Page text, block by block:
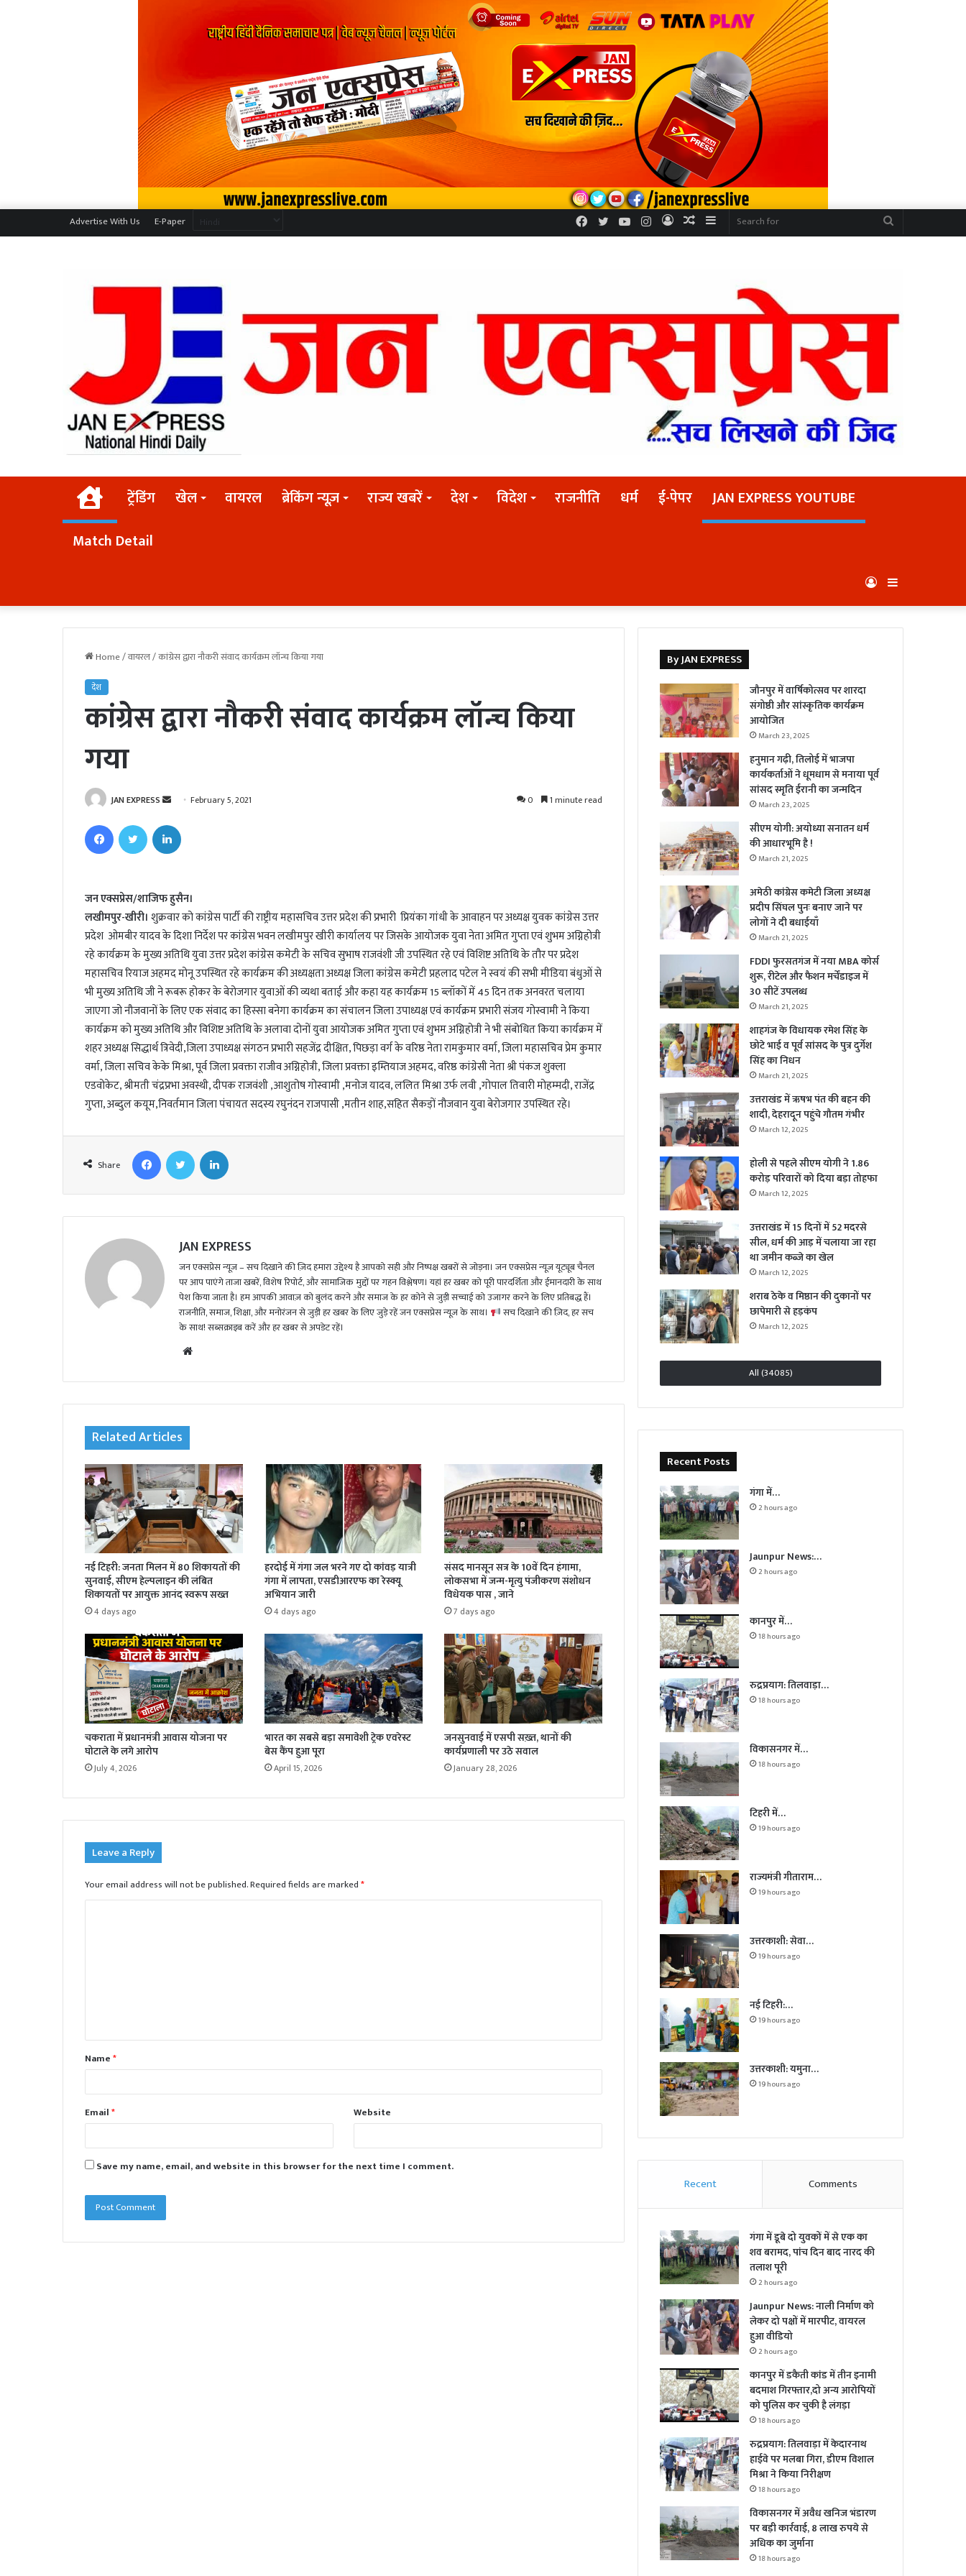
Advertise With Us E-Paper Sidebar
Random
Log
Instagram
YouTube
Twitter
Facebook
Homeट्रेंडिंग खेल वायरल ब्रेकिंग न्यूज़ राज्य खबरें देश विदेश राजनीति धर्म ई-पेपर
JAN EXPRESS YOUTUBE
Match Detail
Log
In
Home/वायरल/कांग्रेस द्वारा नौकरी संवाद कार्यक्रम लॉन्च किया गया
देश
कांग्रेस द्वारा नौकरी संवाद कार्यक्रम लॉन्च किया
गया
JAN EXPRESS
d
e
m
a
i
l
February 5, 2021 0 1 minute read
जन एक्सप्रेस/शाजिफ हुसैन।
लखीमपुर-खीरी। शुक्रवार को कांग्रेस पार्टी की राष्ट्रीय महासचिव उत्तर प्रदेश की प्रभारी प्रियंका गांधी के आवाहन पर अध्यक्ष युवक कांग्रेस उत्तर
प्रदेश ओमबीर यादव के दिशा निर्देश पर कांग्रेस भवन लखीमपुर खीरी कार्यालय पर जिसके आयोजक युवा नेता अमित गुप्ता एवं शुभम अग्निहोत्री
रहे कार्यक्रम के मुख्य अतिथि युवा उत्तर प्रदेश कांग्रेस कमेटी के सचिव सुभाष राजवंशी जी उपस्थित रहे एवं विशिष्ट अतिथि के तौर पर प्रदेश
महासचिव रियाज अहमद मोनू उपस्थित रहे कार्यक्रम की अध्यक्षता अध्यक्ष जिला कांग्रेस कमेटी प्रहलाद पटेल ने स्वयं की सभी मीडिया बंधुओं से
भी मुख्य अतिथि जी ने रूबरू होकर के बेरोजगार युवाओं की व्यथा बताई और कहा यह कार्यक्रम 15 ब्लॉकों में 45 दिन तक अनवरत चलाया
जाएगा जो नौजवानों के लिए एक संवाद का हिस्सा बनेगा कार्यक्रम का संचालन जिला उपाध्यक्ष एवं कार्यक्रम प्रभारी संजय गोस्वामी ने किया
कार्यक्रम को मुख्य अतिथि और विशिष्ट अतिथि के अलावा दोनों युवा आयोजक अमित गुप्ता एवं शुभम अग्निहोत्री ने भी संबोधित किया कार्यक्रम में
शहर अध्यक्ष सिद्धार्थ त्रिवेदी,जिला उपाध्यक्ष संगठन प्रभारी सहजेंद्र दीक्षित, पिछड़ा वर्ग के वरिष्ठ नेता रामकुमार वर्मा, जिला महासचिव प्रेम कुमार
वर्मा, जिला सचिव केके मिश्रा, पूर्व जिला प्रवक्ता राजीव अग्निहोत्री, जिला प्रवक्ता इम्तियाज अहमद, वरिष्ठ कांग्रेसी नेता श्री पंकज शुक्ला
एडवोकेट, श्रीमती चंद्रप्रभा अवस्थी, दीपक राजवंशी ,आशुतोष गोस्वामी ,मनोज यादव, ललित मिश्रा उर्फ लवी ,गोपाल तिवारी मोहम्मदी, राजेंद्र
गुप्ता, अब्दुल कयूम,निवर्तमान जिला पंचायत सदस्य रघुनंदन राजपासी ,मतीन शाह,सहित सैकड़ों नौजवान युवा बेरोजगार उपस्थित रहे।
Share
JAN EXPRESS
जन एक्सप्रेस न्यूज़ – सच दिखाने की ज़िद हमारा उद्देश्य है आपको सही और निष्पक्ष खबरों से जोड़ना। जन एक्सप्रेस न्यूज़ यूट्यूब चैनल
पर आप पाएंगे ताजा खबरें, विशेष रिपोर्ट, और सामाजिक मुद्दों पर गहन विश्लेषण। यहां हर खबर को पूरी पारदर्शिता और ईमानदारी के साथ
पेश किया जाता है। हम आपकी आवाज़ को बुलंद करने और समाज के हर कोने से जुड़ी सच्चाई को उजागर करने के लिए प्रतिबद्ध हैं।
राजनीति, समाज, शिक्षा, और मनोरंजन से जुड़ी हर खबर के लिए जुड़े रहें जन एक्सप्रेस न्यूज़ के साथ।
सच दिखाने की ज़िद, हर सच
के साथ! सब्सक्राइब करें और हर खबर से अपडेट रहें।
te
Related Articles
नई टिहरी: जनता मिलन में 80 शिकायतों की
सुनवाई, सीएम हेल्पलाइन की लंबित
शिकायतों पर आयुक्त आनंद स्वरूप सख्त
4 days ago
हरदोई में गंगा जल भरने गए दो कांवड़ यात्री
गंगा में लापता, एसडीआरएफ का रेस्क्यू
अभियान जारी
4 days ago
संसद मानसून सत्र के 10वें दिन हंगामा,
लोकसभा में जन्म-मृत्यु पंजीकरण संशोधन
विधेयक पास , जाने
7 days ago
चकराता में प्रधानमंत्री आवास योजना पर
घोटाले के लगे आरोप
July 4, 2026
भारत का सबसे बड़ा समावेशी ट्रेक एवरेस्ट
बेस कैंप हुआ पूरा
April 15, 2026
जनसुनवाई में एसपी सख़्त, थानों की
कार्यप्रणाली पर उठे सवाल
January 28, 2026
Leave a Reply
Your email address will not be published.Required fields are marked*
t
*Name*
Email* Website
Save my name, email, and website in this browser for the next time I comment.
By JAN EXPRESS
जौनपुर में वार्षिकोत्सव पर शारदा
संगोष्ठी और सांस्कृतिक कार्यक्रम
आयोजित
March 23, 2025
हनुमान गढ़ी, तिलोई में भाजपा
कार्यकर्ताओं ने धूमधाम से मनाया पूर्व
सांसद स्मृति ईरानी का जन्मदिन
March 23, 2025
सीएम योगी: अयोध्या सनातन धर्म
की आधारभूमि है !
March 21, 2025
अमेठी कांग्रेस कमेटी जिला अध्यक्ष
प्रदीप सिंघल पुनः बनाए जाने पर
लोगों ने दी बधाईयाँ
March 21, 2025
FDDI फुरसतगंज में नया MBA कोर्स
शुरू, रीटेल और फैशन मर्चेंडाइज में
30 सीटें उपलब्ध
March 21, 2025
शाहगंज के विधायक रमेश सिंह के
छोटे भाई व पूर्व सांसद के पुत्र दुर्गेश
सिंह का निधन
March 21, 2025
उत्तराखंड में ऋषभ पंत की बहन की
शादी, देहरादून पहुंचे गौतम गंभीर
March 12, 2025
होली से पहले सीएम योगी ने 1.86
करोड़ परिवारों को दिया बड़ा तोहफा
March 12, 2025
उत्तराखंड में 15 दिनों में 52 मदरसे
सील, धर्म की आड़ में चलाया जा रहा
था जमीन कब्जे का खेल
March 12, 2025
शराब ठेके व मिष्ठान की दुकानों पर
छापेमारी से हड़कंप
March 12, 2025
All (34085)
Recent Posts
गंगा में…
2 hours ago
Jaunpur News:…
2 hours ago
कानपुर में…
18 hours ago
रुद्रप्रयाग: तिलवाड़ा…
18 hours ago
विकासनगर में…
18 hours ago
टिहरी में…
19 hours ago
राज्यमंत्री गीताराम…
19 hours ago
उत्तरकाशी: सेवा…
19 hours ago
नई टिहरी:…
19 hours ago
उत्तरकाशी: यमुना…
19 hours ago
Recent Comments
गंगा में डूबे दो युवकों में से एक का
शव बरामद, पांच दिन बाद नारद की
तलाश पूरी
2 hours ago
Jaunpur News: नाली निर्माण को
लेकर दो पक्षों में मारपीट, वायरल
हुआ वीडियो
2 hours ago
कानपुर में डकैती कांड में तीन इनामी
बदमाश गिरफ्तार,दो अन्य आरोपियों
को पुलिस कर चुकी है लंगड़ा
18 hours ago
रुद्रप्रयाग: तिलवाड़ा में केदारनाथ
हाईवे पर मलबा गिरा, डीएम विशाल
मिश्रा ने किया निरीक्षण
18 hours ago
विकासनगर में अवैध खनिज भंडारण
पर बड़ी कार्रवाई, 8 लाख रुपये से
अधिक का जुर्माना
18 hours ago